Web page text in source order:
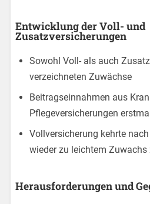
Entwicklung der Voll- und
Zusatzversicherungen
Sowohl Voll- als auch
verzeichneten Zuwächse
Beitragseinnahmen aus
Pflegeversicherungen
Vollversicherung kehrte
wieder zu leichtem Zuwachs
Herausforderungen und